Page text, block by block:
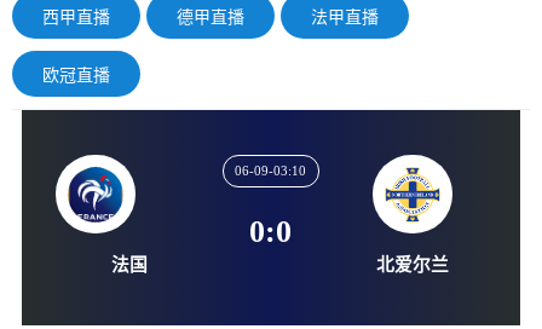
西甲直播 德甲直播 法甲直播
欧冠直播